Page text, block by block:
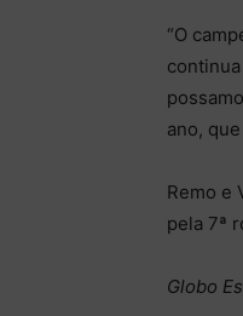
“O
ano,
Remo e
pela 7ª
Globo